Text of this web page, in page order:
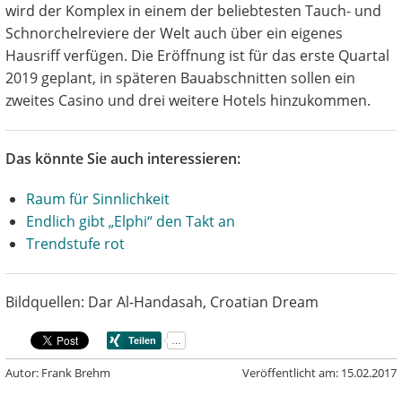
wird der Komplex in einem der beliebtesten Tauch- und
Schnorchelreviere der Welt auch über ein eigenes
Hausriff verfügen. Die Eröffnung ist für das erste Quartal
2019 geplant, in späteren Bauabschnitten sollen ein
zweites Casino und drei weitere Hotels hinzukommen.
Das könnte Sie auch interessieren:
Raum für Sinnlichkeit
Endlich gibt „Elphi“ den Takt an
Trendstufe rot
Bildquellen: Dar Al-Handasah, Croatian Dream
Autor: Frank Brehm Veröffentlicht am: 15.02.2017